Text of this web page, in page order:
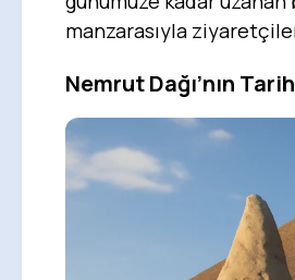
manzarasıyla
Nemrut Dağı’nın